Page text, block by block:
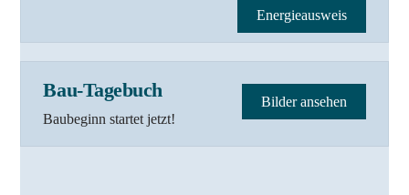
Energieausweis
Bau-Tagebuch
Baubeginn startet jetzt!
Bilder ansehen